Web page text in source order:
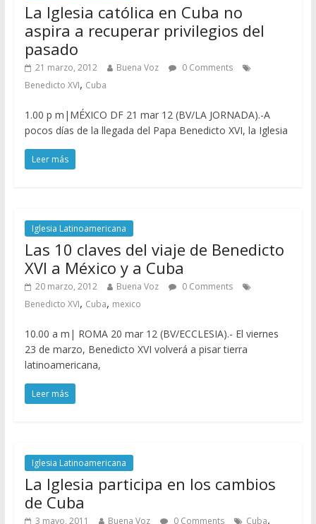
La Iglesia católica en Cuba no
aspira a recuperar privilegios del
pasado
21 marzo, 2012 Buena Voz
0 Comments
Benedicto XVI, Cuba
1.00 p m|MÉXICO DF 21 mar 12 (BV/LA JORNADA).-A
pocos días de la llegada del Papa Benedicto XVI, la Iglesia
Leer más
Iglesia Latinoamericana
Las 10 claves del viaje de Benedicto
XVI a México y a Cuba
20 marzo, 2012 Buena Voz
0 Comments
Benedicto XVI, Cuba, mexico
10.00 a m| ROMA 20 mar 12 (BV/ECCLESIA).- El viernes
23 de marzo, Benedicto XVI volverá a pisar tierra
latinoamericana,
Leer más
Iglesia Latinoamericana
La Iglesia participa en los cambios
de Cuba
3 mayo, 2011 Buena Voz 0 Comments Cuba,